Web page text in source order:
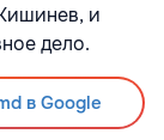
и
дело.
в Google